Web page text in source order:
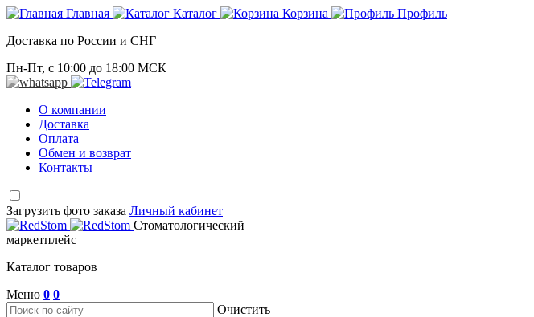
Главная Каталог Корзина
Профиль
Доставка по России и СНГ
Пн-Пт, с 10:00 до 18:00 МСК
О компании
Доставка
Оплата
Обмен и возврат
Контакты
Загрузить фото заказа Личный кабинет
Стоматологический
маркетплейс
Каталог товаров
Меню 0 0
Очистить